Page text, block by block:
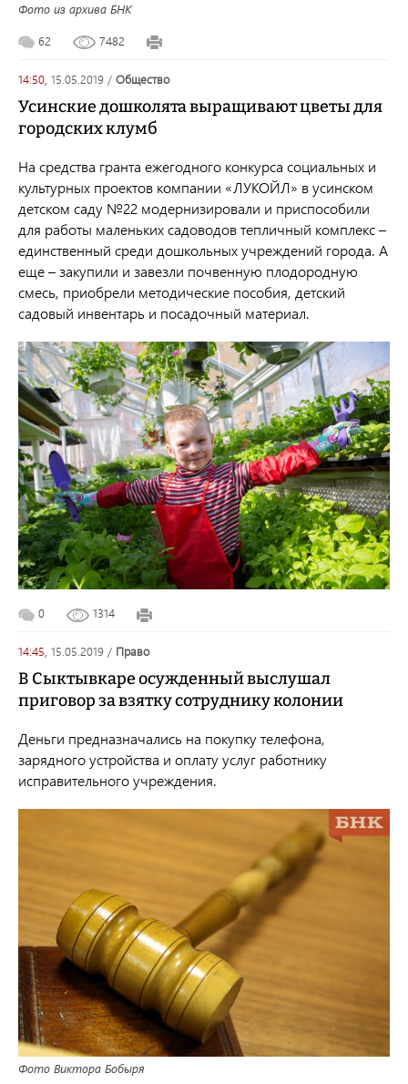
Фото из архива БНК
62 7482
14:50, 15.05.2019 / общество
Усинские дошколята выращивают цветы для
городских клумб
На средства гранта ежегодного конкурса социальных и
культурных проектов компании «ЛУКОЙЛ» в усинском
детском саду №22 модернизировали и приспособили
для работы маленьких садоводов тепличный комплекс –
единственный среди дошкольных учреждений города. А
еще –закупили и завезли почвенную плодородную
смесь, приобрели методические пособия, детский
садовый инвентарь и посадочный материал.
0 1314
14:45, 15.05.2019 / право
В Сыктывкаре осужденный выслушал
приговор за взятку сотруднику колонии
Деньги предназначались на покупку телефона,
зарядного устройства и оплату услуг работнику
исправительного учреждения.
Фото Виктора Бобыря